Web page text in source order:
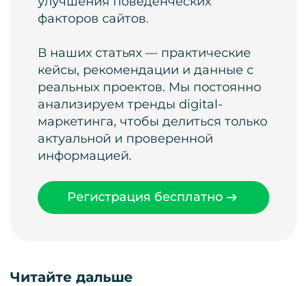
факторов сайтов.
В наших статьях — практические
кейсы, рекомендации и данные с
реальных проектов. Мы постоянно
анализируем тренды digital-
маркетинга, чтобы делиться только
актуальной и проверенной
информацией.
Регистрация бесплатно
Читайте дальше